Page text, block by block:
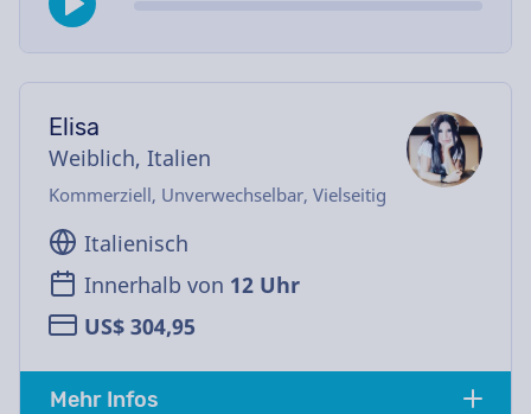
Elisa
Weiblich, Italien
Kommerziell, Unverwechselbar, Vielseitig
Italienisch
Innerhalb von 12 Uhr
US$ 304,95
Mehr Infos